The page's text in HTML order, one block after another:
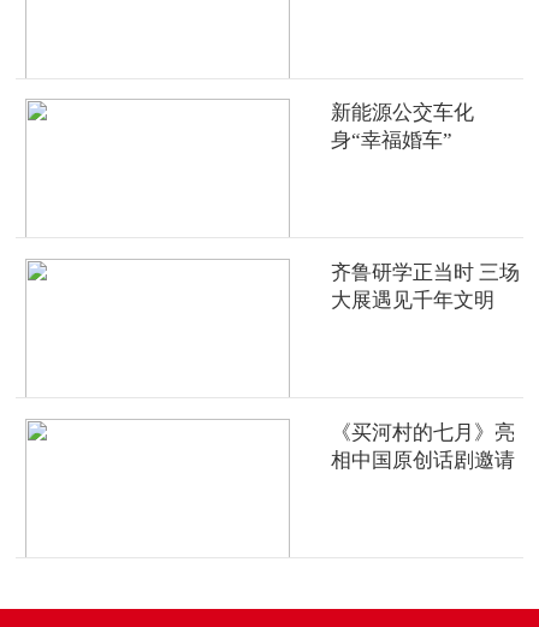
新能源公交车化
身“幸福婚车”
齐鲁研学正当时 三场
大展遇见千年文明
《买河村的七月》亮
相中国原创话剧邀请